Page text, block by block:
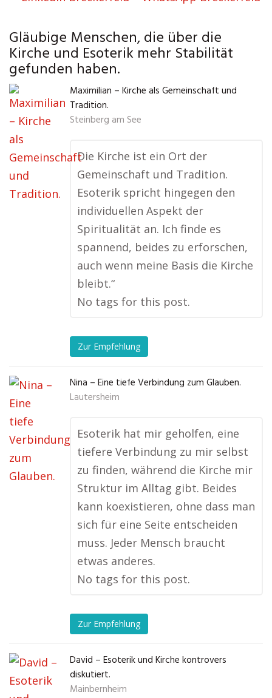
Gläubige Menschen, die über die
Kirche und Esoterik mehr Stabilität
gefunden haben.
Maximilian – Kirche als Gemeinschaft und
Tradition.
Steinberg am See
Die Kirche ist ein Ort der
Gemeinschaft und Tradition.
Esoterik spricht hingegen den
individuellen Aspekt der
Spiritualität an. Ich finde es
spannend, beides zu erforschen,
auch wenn meine Basis die Kirche
bleibt.“
No tags for this post.
Zur Empfehlung
Nina – Eine tiefe Verbindung zum Glauben.
Lautersheim
Esoterik hat mir geholfen, eine
tiefere Verbindung zu mir selbst
zu finden, während die Kirche mir
Struktur im Alltag gibt. Beides
kann koexistieren, ohne dass man
sich für eine Seite entscheiden
muss. Jeder Mensch braucht
etwas anderes.
No tags for this post.
Zur Empfehlung
David – Esoterik und Kirche kontrovers
diskutiert.
Mainbernheim